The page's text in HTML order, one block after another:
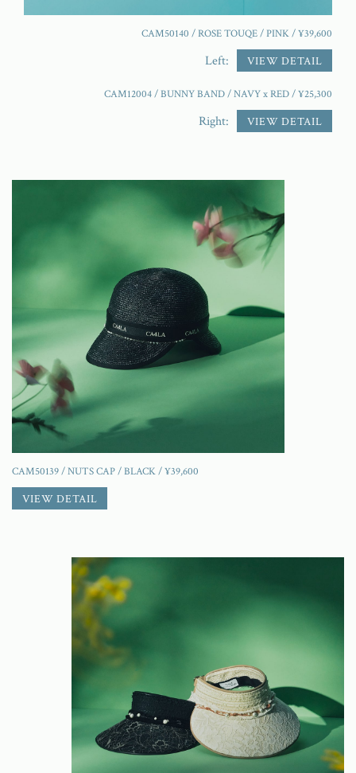
CAM50140 / ROSE TOUQE / PINK / ¥39,600
Left: VIEW DETAIL
CAM12004 / BUNNY BAND / NAVY x RED / ¥25,300
Right: VIEW DETAIL
CAM50139 / NUTS CAP / BLACK / ¥39,600
VIEW DETAIL